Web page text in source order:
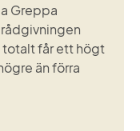
Greppa
får ett högt
än förra